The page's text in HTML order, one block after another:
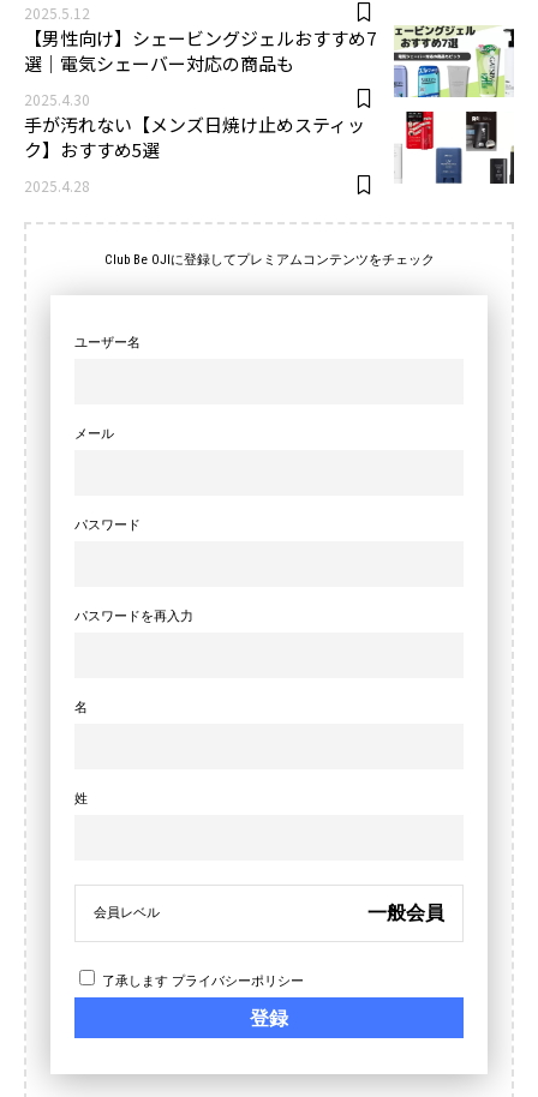
2025.5.12
【男性向け】シェービングジェルおすすめ7
選｜電気シェーバー対応の商品も
2025.4.30
手が汚れない【メンズ日焼け止めスティッ
ク】おすすめ5選
2025.4.28
Club Be OJIに登録してプレミアムコンテンツをチェック
ユーザー名
メール
パスワード
パスワードを再入力
名
姓
会員レベル 一般会員
了承します プライバシーポリシー